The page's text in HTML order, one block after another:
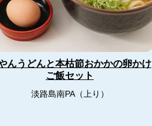
んうどんと本枯節おかかの卵かけ
ご飯セット
淡路島南PA（上り）